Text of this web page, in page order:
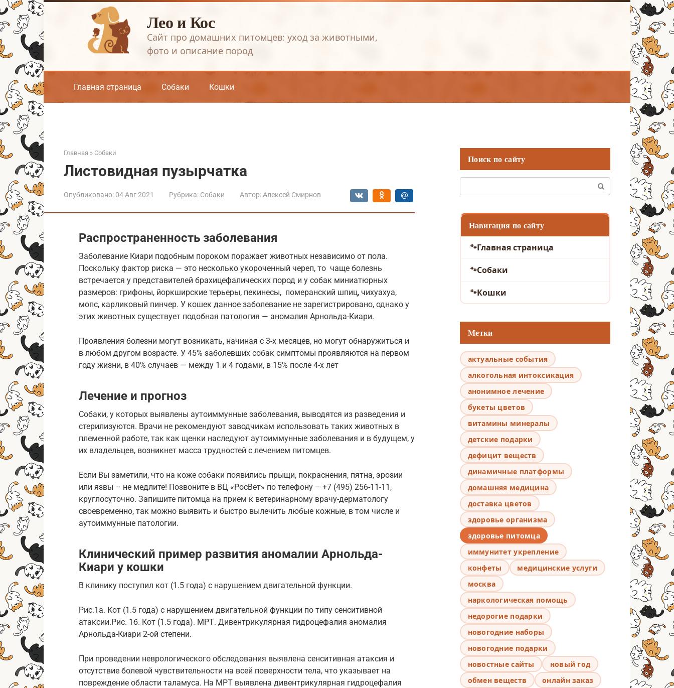
Перейти
к
контенту
Лео и Кос
Сайт про домашних питомцев: уход за животными,
фото и описание пород
Главная страница Собаки Кошки
Главная » Собаки
Листовидная пузырчатка
Опубликовано: 04 Авг 2021 Рубрика: Собаки Автор: Алексей Смирнов
Распространенность заболевания
Заболевание Киари подобным пороком поражает животных независимо от пола.
Поскольку фактор риска — это несколько укороченный череп, то чаще болезнь
встречается у представителей брахицефалических пород и у собак миниатюрных
размеров: грифоны, йоркширские терьеры, пекинесы, померанский шпиц, чихуахуа,
мопс, карликовый пинчер. У кошек данное заболевание не зарегистрировано, однако у
этих животных существует подобная патология — аномалия Арнольда-Киари.
Проявления болезни могут возникать, начиная с 3-х месяцев, но могут обнаружиться и
в любом другом возрасте. У 45% заболевших собак симптомы проявляются на первом
году жизни, в 40% случаев — между 1 и 4 годами, в 15% после 4-х лет
Лечение и прогноз
Собаки, у которых выявлены аутоиммунные заболевания, выводятся из разведения и
стерилизуются. Врачи не рекомендуют заводчикам использовать таких животных в
племенной работе, так как щенки наследуют аутоиммунные заболевания и в будущем, у
их владельцев, возникнет масса трудностей с лечением питомцев.
Если Вы заметили, что на коже собаки появились прыщи, покраснения, пятна, эрозии
или язвы – не медлите! Позвоните в ВЦ «РосВет» по телефону – +7 (495) 256-11-11,
круглосуточно. Запишите питомца на прием к ветеринарному врачу-дерматологу
своевременно, так можно выявить и быстро вылечить любые кожные, в том числе и
аутоиммунные патологии.
Клинический пример развития аномалии Арнольда-
Киари у кошки
В клинику поступил кот (1.5 года) с нарушением двигательной функции.
Рис.1а. Кот (1.5 года) с нарушением двигательной функции по типу сенситивной
атаксии.Рис. 1б. Кот (1.5 года). МРТ. Дивентрикулярная гидроцефалия аномалия
Арнольда-Киари 2-ой степени.
При проведении неврологического обследования выявлена сенситивная атаксия и
отсутствие болевой чувствительности на всей поверхности тела, что указывает на
повреждение области таламуса. На МРТ выявлена дивентрикулярная гидроцефалия
Поиск по сайту
Навигация по сайту
Главная страница
Собаки
Кошки
Метки
актуальные события
алкогольная интоксикация
анонимное лечение
букеты цветов
витамины минералы
детские подарки
дефицит веществ
динамичные платформы
домашняя медицина
доставка цветов
здоровье организма
здоровье питомца
иммунитет укрепление
конфеты
медицинские услуги
москва
наркологическая помощь
недорогие подарки
новогодние наборы
новогодние подарки
новостные сайты
новый год
обмен веществ
онлайн заказ